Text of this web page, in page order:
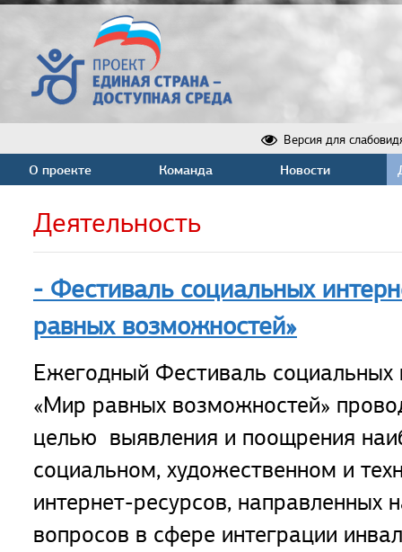
Версия для
О проекте Команда Новости
Деятельность
- Фестиваль социальных
равных возможностей»
Ежегодный Фестиваль социальных
«Мир равных возможностей»
целью выявления и поощрения
социальном, художественном и
интернет-ресурсов, направленных
вопросов в сфере интеграции